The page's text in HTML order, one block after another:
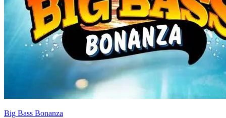
Big Bass Bonanza